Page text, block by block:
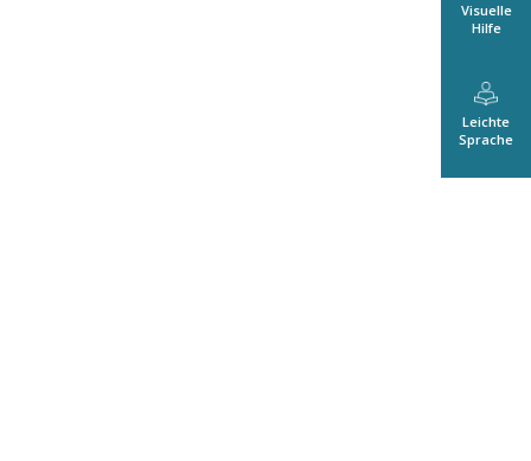
Visuelle
Hilfe
Leichte
Sprache